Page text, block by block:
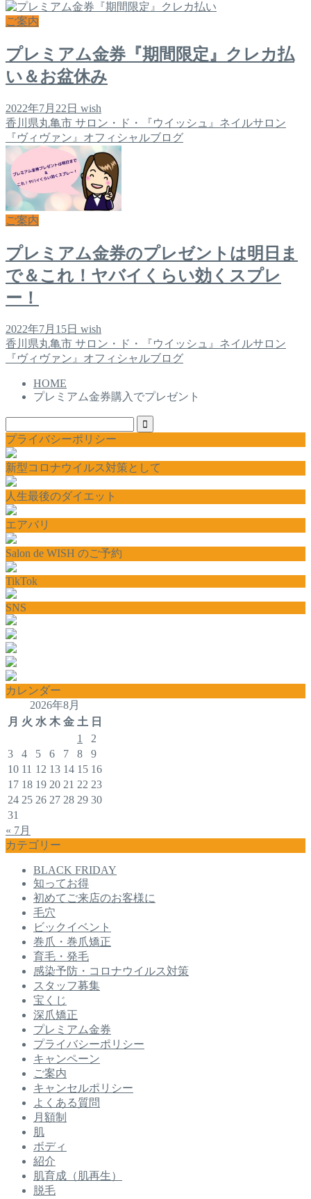
ご案内
プレミアム金券『期間限定』クレカ払
い＆お盆休み
2022年7月22日 wish
香川県丸亀市 サロン・ド・『ウイッシュ』ネイルサロン
『ヴィヴァン』オフィシャルブログ
ご案内
プレミアム金券のプレゼントは明日ま
で＆これ！ヤバイくらい効くスプレ
ー！
2022年7月15日 wish
香川県丸亀市 サロン・ド・『ウイッシュ』ネイルサロン
『ヴィヴァン』オフィシャルブログ
HOME
プレミアム金券購入でプレゼント
プライバシーポリシー
新型コロナウイルス対策として
人生最後のダイエット
エアバリ
Salon de WISH のご予約
TikTok
SNS
カレンダー
2026年8月
月 火 水 木 金 土 日
1
2
3
4 5 6 7 8
9
10 11 12 13 14 15 16
17 18 19 20 21 22 23
24 25 26 27 28 29 30
31
« 7月
カテゴリー
BLACK FRIDAY
知ってお得
初めてご来店のお客様に
毛穴
ビックイベント
巻爪・巻爪矯正
育毛・発毛
感染予防・コロナウイルス対策
スタッフ募集
宝くじ
深爪矯正
プレミアム金券
プライバシーポリシー
キャンペーン
ご案内
キャンセルポリシー
よくある質問
月額制
肌
ボディ
紹介
肌育成（肌再生）
脱毛